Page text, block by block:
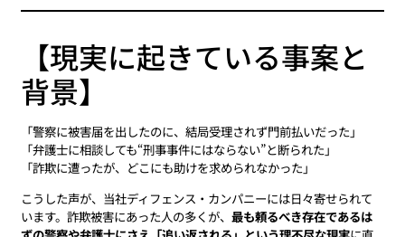
【現実に起きている事案と
背景】
「警察に被害届を出したのに、結局受理されず門前払いだった」
「弁護士に相談しても“刑事事件にはならない”と断られた」
「詐欺に遭ったが、どこにも助けを求められなかった」
こうした声が、当社ディフェンス・カンパニーには日々寄せられて
います。詐欺被害にあった人の多くが、最も頼るべき存在であるは